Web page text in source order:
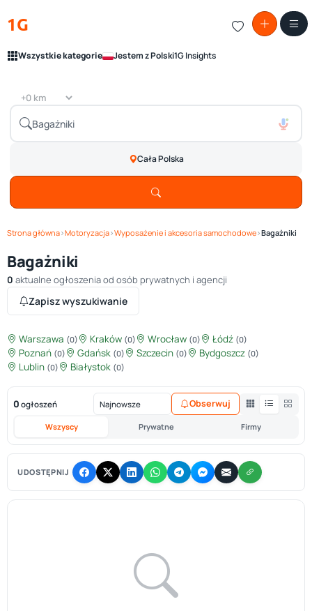
1G
Wszystkie kategorie Jestem z Polski1G Insights
Cała Polska
Strona główna›Motoryzacja›Wyposażenie i akcesoria samochodowe›Bagażniki
Bagażniki
0 aktualne ogłoszenia od osób prywatnych i agencji
Zapisz wyszukiwanie
Warszawa (0) Kraków (0) Wrocław (0) Łódź (0)
Poznań (0) Gdańsk (0) Szczecin (0) Bydgoszcz (0)
Lublin (0) Białystok (0)
0 ogłoszeń
Wszyscy Prywatne Firmy
Obserwuj
UDOSTĘPNIJ